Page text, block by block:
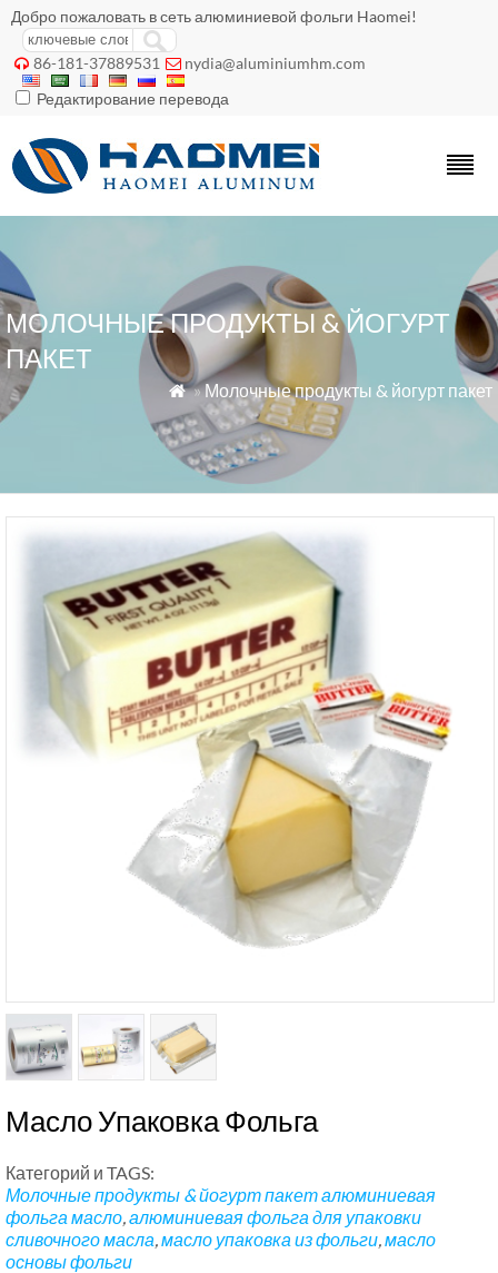
Добро пожаловать в сеть алюминиевой фольги Haomei!
 86-181-37889531  nydia@aluminiumhm.com
Редактирование перевода
МОЛОЧНЫЕ ПРОДУКТЫ & ЙОГУРТ
ПАКЕТ
 »Молочные продукты & йогурт пакет
Масло Упаковка Фольга
Категорий и TAGS:
Молочные продукты & йогурт пакеталюминиевая
фольга масло алюминиевая фольга для упаковки
сливочного масла масло упаковка из фольги масло
основы фольги